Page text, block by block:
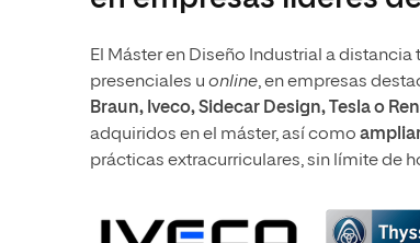
El Máster en Diseño Industrial a
presenciales u online, en empresas
Braun, Iveco, Sidecar Design, Tesla o
adquiridos en el máster, así como
prácticas extracurriculares, sin límite de